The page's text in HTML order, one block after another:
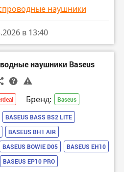
наушники
в 13:40
наушники Baseus
Бренд: Baseus
BASEUS BASS BS2 LITE
BASEUS BH1 AIR
BASEUS BOWIE D05
BASEUS EH10
BASEUS EP10 PRO